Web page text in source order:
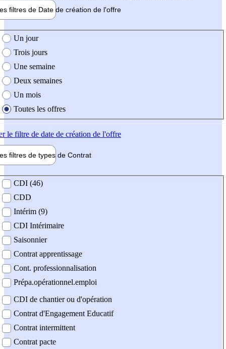
filtres de Date de création de l'offre
création de l'offre
Un jour
Trois jours
Une semaine
Deux semaines
Un mois
Toutes les offres
le filtre de date de création de l'offre
filtres de types de Contrat
contrat
CDI (46)
CDD
Intérim (9)
CDI Intérimaire
Saisonnier
Contrat apprentissage
Cont. professionnalisation
Prépa.opérationnel.emploi
CDI de chantier ou d'opération
Contrat d'Engagement Educatif
Contrat intermittent
Contrat pacte